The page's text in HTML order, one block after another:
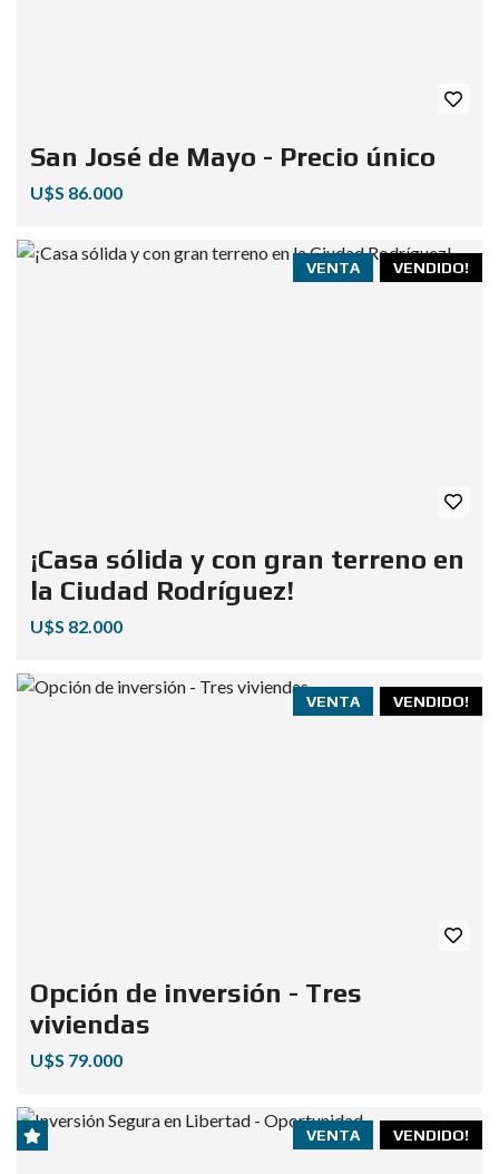
San José de Mayo - Precio único
U$S 86.000
VENDIDO!
VENTA
¡Casa sólida y con gran terreno en
la Ciudad Rodríguez!
U$S 82.000
VENDIDO!
VENTA
Opción de inversión - Tres
viviendas
U$S 79.000
VENDIDO!
VENTA